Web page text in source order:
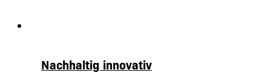
Nachhaltig innovativ